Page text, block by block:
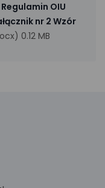
OIU
nr 2 Wzór
0.12 MB